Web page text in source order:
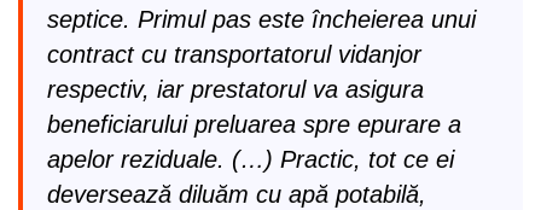
septice. Primul pas este încheierea unui
contract cu transportatorul vidanjor
respectiv, iar prestatorul va asigura
beneficiarului preluarea spre epurare a
apelor reziduale. (…) Practic, tot ce ei
deversează diluăm cu apă potabilă,